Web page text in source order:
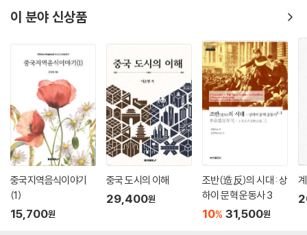
이 분야 신상품
중국지역음식이야기
(1)
15,700원
중국 도시의 이해
29,400원
조반(造反)의 시대 : 상
하이 문혁 운동사 3
10% 31,500원